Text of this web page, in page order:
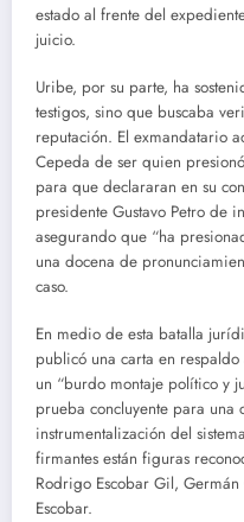
estado al frente del
juicio.
Uribe, por su parte, ha
testigos, sino que buscaba
reputación. El exmandatario
Cepeda de ser quien
para que declararan en su
presidente Gustavo Petro de
asegurando que “ha
una docena de
caso.
En medio de esta batalla
publicó una carta en
un “burdo montaje político y
prueba concluyente para una
instrumentalización del
firmantes están figuras
Rodrigo Escobar Gil,
Escobar.